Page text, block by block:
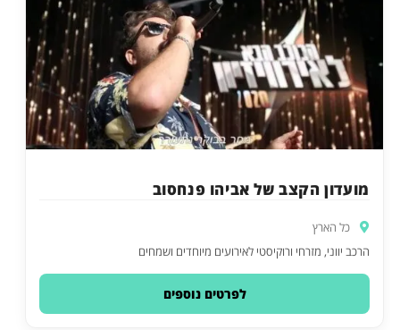
מועדון הקצב של אביהו פנחסוב
כל הארץ
הרכב יווני, מזרחי ורוקיסטי לאירועים מיוחדים ושמחים
לפרטים נוספים